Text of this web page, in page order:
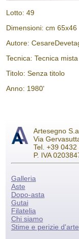
Lotto: 49
Dimensioni: cm 65x46
Autore:
Tecnica: Tecnica
Titolo: Senza titolo
Anno: 1980'
Artesegno
Via
Tel. +39
P. IVA
Galleria
Aste
Dopo-asta
Gutai
Filatelia
Chi siamo
Stime e perizie d'arte